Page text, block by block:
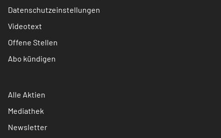
Datenschutzeinstellungen
Videotext
Offene Stellen
Abo kündigen
Alle Aktien
Mediathek
Newsletter